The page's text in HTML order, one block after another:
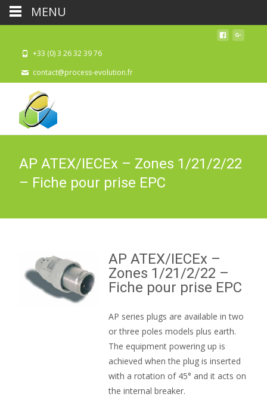
+33 (0) 3 26 32 39 76
contact@process-evolution.fr
AP ATEX/IECEx – Zones 1/21/2/22
– Fiche pour prise EPC
AP ATEX/IECEx –
Zones 1/21/2/22 –
Fiche pour prise EPC
AP series plugs are available in two
or three poles models plus earth.
The equipment powering up is
achieved when the plug is inserted
with a rotation of 45° and it acts on
the internal breaker.
MENU